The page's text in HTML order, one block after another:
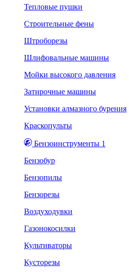
Тепловые пушки
Строительные фены
Штроборезы
Шлифовальные машины
Мойки высокого давления
Затирочные машины
Установки алмазного бурения
Краскопульты
Бензоинструменты 1
Бензобур
Бензопилы
Бензорезы
Воздуходувки
Газонокосилки
Культиваторы
Кусторезы